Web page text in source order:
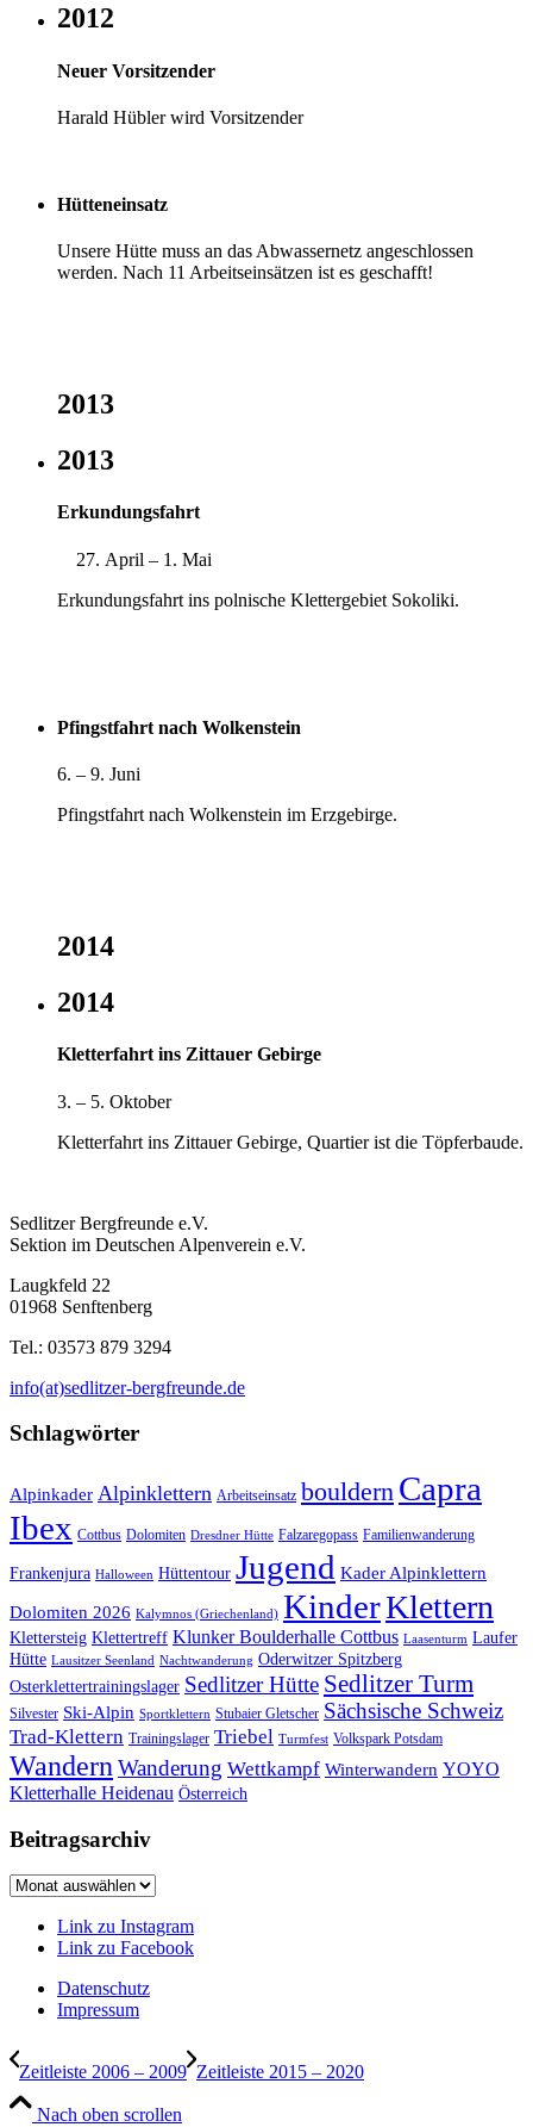
2012
Neuer Vorsitzender
Harald Hübler wird Vorsitzender
Hütteneinsatz
Unsere Hütte muss an das Abwassernetz angeschlossen
werden. Nach 11 Arbeitseinsätzen ist es geschafft!
2013
2013
Erkundungsfahrt
April – 1. Mai
Erkundungsfahrt ins polnische Klettergebiet Sokoliki.
Pfingstfahrt nach Wolkenstein
6. – 9. Juni
Pfingstfahrt nach Wolkenstein im Erzgebirge.
2014
2014
Kletterfahrt ins Zittauer Gebirge
3. – 5. Oktober
Kletterfahrt ins Zittauer Gebirge, Quartier ist die Töpferbaude.
Sedlitzer Bergfreunde e.V.
Sektion im Deutschen Alpenverein e.V.
Laugkfeld 22
01968 Senftenberg
Tel.: 03573 879 3294
info(at)sedlitzer-bergfreunde.de
Schlagwörter
Alpinkader Alpinklettern Arbeitseinsatz bouldern Capra
Ibex Cottbus Dolomiten Dresdner Hütte Falzaregopass Familienwanderung
Frankenjura Halloween Hüttentour Jugend Kader Alpinklettern
Dolomiten 2026 Kalymnos (Griechenland) KinderKlettern
Klettersteig Klettertreff Klunker Boulderhalle Cottbus Laasenturm Laufer
Hütte Lausitzer Seenland Nachtwanderung Oderwitzer Spitzberg
Osterklettertrainingslager Sedlitzer Hütte Sedlitzer Turm
Silvester Ski-Alpin Sportklettern Stubaier Gletscher Sächsische Schweiz
Trad-Klettern Trainingslager Triebel Turmfest Volkspark Potsdam
Wandern Wanderung Wettkampf Winterwandern YOYO
Kletterhalle Heidenau Österreich
Beitragsarchiv
Beitragsarchiv
Link zu Instagram
Link zu Facebook
Datenschutz
Impressum
Zeitleiste 2006 – 2009 Zeitleiste 2015 – 2020
Nach oben scrollen